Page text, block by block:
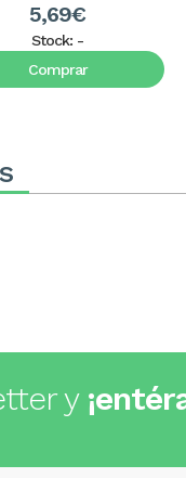
5,69€
Stock: -
Comprar
y